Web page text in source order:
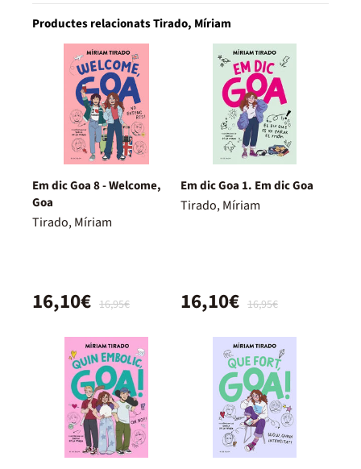
Productes relacionats Tirado, Míriam
Em dic Goa 8 - Welcome,
Goa
Tirado, Míriam
16,95€
16,10€
Em dic Goa 1. Em dic Goa
Tirado, Míriam
16,95€
16,10€